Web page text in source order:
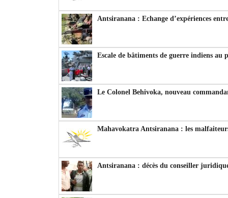
Antsiranana : Echange d’expériences
Escale de bâtiments de guerre indiens au
Le Colonel Behivoka, nouveau
Mahavokatra Antsiranana : les
Antsiranana : décès du conseiller